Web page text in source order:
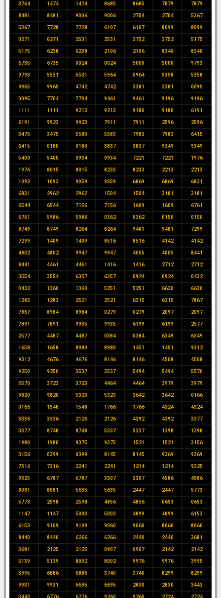
3764 1474 1474 8685 8685 7879 7879
8481 8481 9006 9006 2704 2704 5367
5367 7728 7728 6107 6107 8099 8099
0271 0271 2531 2531 3752 3752 5175
5175 6238 6238 2106 2106 8340 8340
6735 6735 0024 0024 5000 5000 9793
9793 5531 5531 5964 5964 5358 5358
9965 9965 4742 4742 3381 3381 0095
0095 7704 7704 9461 9461 9196 9196
1111 1111 9213 9213 9180 9180 6191
6191 9923 9923 7911 7911 2596 2596
3475 3475 5583 5583 7983 7983 6415
6415 0180 0180 3837 3837 9349 9349
5400 5400 0934 0934 7221 7221 1976
1976 8015 8015 8233 8233 2213 2213
1093 1093 9059 9059 6869 6869 6831
6831 2962 2962 1504 1504 3181 3181
6544 6544 7156 7156 1609 1609 6761
6761 5986 5986 0362 0362 0150 0150
8749 8749 8264 8264 9481 9481 7299
7299 1409 1409 8516 8516 4142 4142
4802 4802 9947 9947 4005 4005 8441
8441 4461 4461 1416 1416 2712 2712
3554 3554 6357 6357 0924 0924 0432
0432 1360 1360 5251 5251 6630 6630
1283 1283 2521 2521 6315 6315 7867
7867 8984 8984 0279 0279 2097 2097
7891 7891 9935 9935 6199 6199 2577
2577 4487 4487 0384 0384 6349 6349
1658 1658 8980 8980 1451 1451 9312
9312 4676 4676 8146 8146 4508 4508
9250 9250 3537 3537 5494 5494 5570
5570 3723 3723 4464 4464 3979 3979
9820 9820 5323 5323 3642 3642 0166
0166 1548 1548 1766 1766 4324 4324
3336 3336 2126 2126 4392 4392 3377
3377 8748 8748 5337 5337 1398 1398
1980 1980 9375 9375 1521 1521 3156
3156 0399 0399 8145 8145 9369 9369
7316 7316 2241 2241 1214 1214 9325
9325 6787 6787 3307 3307 4586 4586
8081 8081 5635 5635 2447 2447 5773
5773 2598 2598 4856 4856 0653 0653
1147 1147 5003 5003 4899 4899 6153
6153 9109 9109 9060 9060 8060 8060
8440 8440 6266 6266 2440 2440 3681
3681 2125 2125 0907 0907 2142 2142
5139 5139 8002 8002 9976 9976 3995
3995 6886 6886 3740 3740 8299 8299
9931 9931 6695 6695 2830 2830 3443
3443 6776 6776 9260 9260 2724 2724